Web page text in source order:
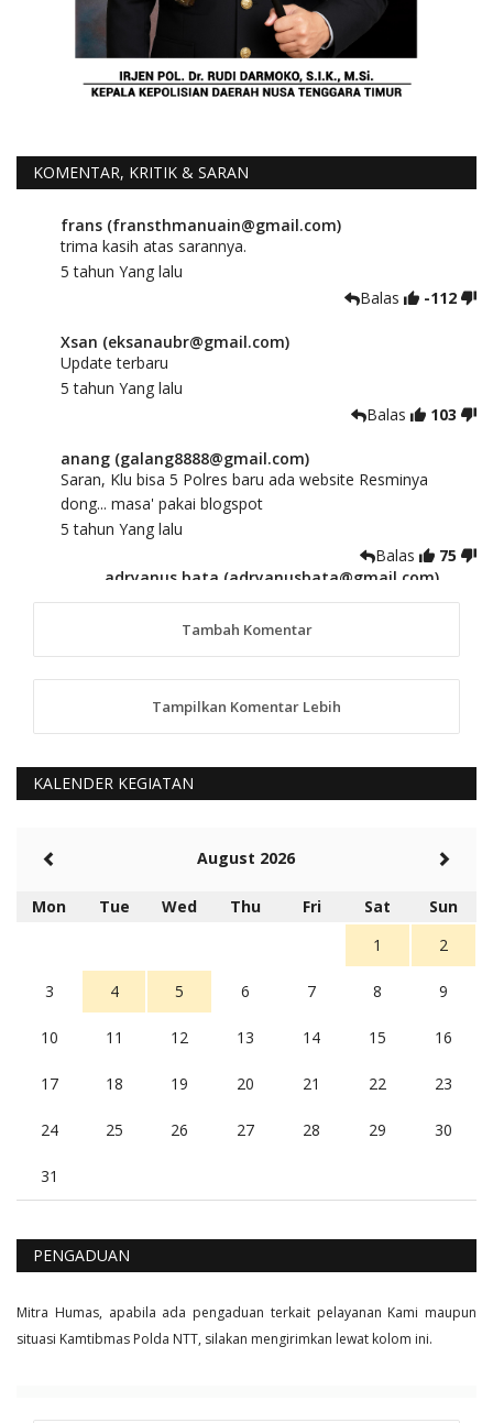
KOMENTAR, KRITIK & SARAN
frans (fransthmanuain@gmail.com)
trima kasih atas sarannya.
5 tahun Yang lalu
Balas
-112
Xsan (eksanaubr@gmail.com)
Update terbaru
5 tahun Yang lalu
Balas
103
anang (galang8888@gmail.com)
Saran, Klu bisa 5 Polres baru ada website Resminya
dong... masa' pakai blogspot
5 tahun Yang lalu
Balas
75
adryanus bata (adryanusbata@gmail.com)
TKS atas saran dan masukannya, akan kami
tindaklanjuti
anggy (anakkaos@gmail.com)
Kami perantu bisa baca langsung terkait Pilkada Sumba
5 tahun Yang lalu
Rambu (rambu03@gmail.com)
Berita Polres Sumba Barat Mantap
5 tahun Yang lalu
Balas
16
Tambah Komentar
Tampilkan Komentar Lebih
KALENDER KEGIATAN
August 2026
Mon Tue Wed Thu Fri Sat
Sun
1
2
3 4 5 6 7 8 9
10 11 12 13 14 15 16
17 18 19 20 21 22 23
24 25 26 27 28 29 30
31
PENGADUAN
Mitra Humas, apabila ada pengaduan terkait pelayanan Kami maupun
situasi Kamtibmas Polda NTT, silakan mengirimkan lewat kolom ini.